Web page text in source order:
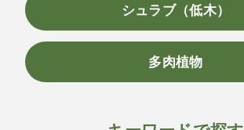
シュラブ（低木）
多肉植物